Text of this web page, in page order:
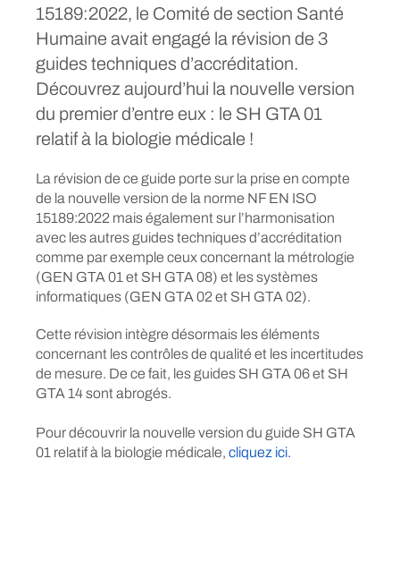
15189:2022, le Comité de section Santé
Humaine avait engagé la révision de 3
guides techniques d’accréditation.
Découvrez aujourd’hui la nouvelle version
du premier d’entre eux : le SH GTA 01
relatif à la biologie médicale !
La révision de ce guide porte sur la prise en compte
de la nouvelle version de la norme NF EN ISO
15189:2022 mais également sur l’harmonisation
avec les autres guides techniques d’accréditation
comme par exemple ceux concernant la métrologie
(GEN GTA 01 et SH GTA 08) et les systèmes
informatiques (GEN GTA 02 et SH GTA 02).
Cette révision intègre désormais les éléments
concernant les contrôles de qualité et les incertitudes
de mesure. De ce fait, les guides SH GTA 06 et SH
GTA 14 sont abrogés.
Pour découvrir la nouvelle version du guide SH GTA
01 relatif à la biologie médicale, cliquez ici.